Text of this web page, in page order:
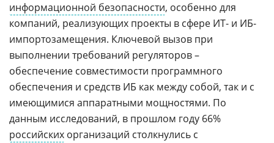
информационной безопасности, особенно для
компаний, реализующих проекты в сфере ИТ- и ИБ-
импортозамещения. Ключевой вызов при
выполнении требований регуляторов –
обеспечение совместимости программного
обеспечения и средств ИБ как между собой, так и с
имеющимися аппаратными мощностями. По
данным исследований, в прошлом году 66%
российских организаций столкнулись с